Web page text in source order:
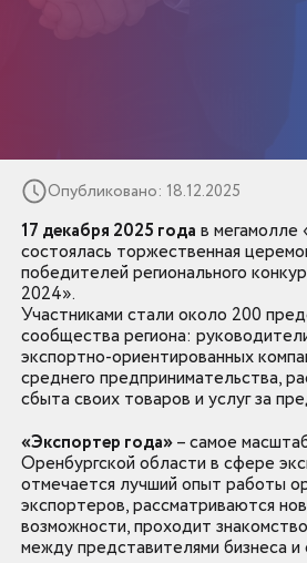
Опубликовано: 18.12.2025
17 декабря 2025 года в
состоялась торжественная
победителей регионального
2024».
Участниками стали около 200
сообщества региона:
экспортно-ориентированных
среднего предпринимательства,
сбыта своих товаров и услуг за
«Экспортер года»– самое
Оренбургской области в сфере
отмечается лучший опыт работы
экспортеров, рассматриваются
возможности, проходит
между представителями бизнеса